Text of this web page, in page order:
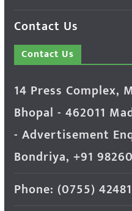
Contact Us
Contact Us
14 Press Complex,
Bhopal - 462011
- Advertisement
Bondriya, +91
Phone: (0755)